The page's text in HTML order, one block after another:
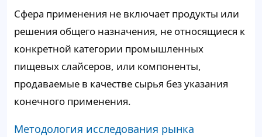
Сфера применения не включает продукты или
решения общего назначения, не относящиеся к
конкретной категории промышленных
пищевых слайсеров, или компоненты,
продаваемые в качестве сырья без указания
конечного применения.
Методология исследования рынка